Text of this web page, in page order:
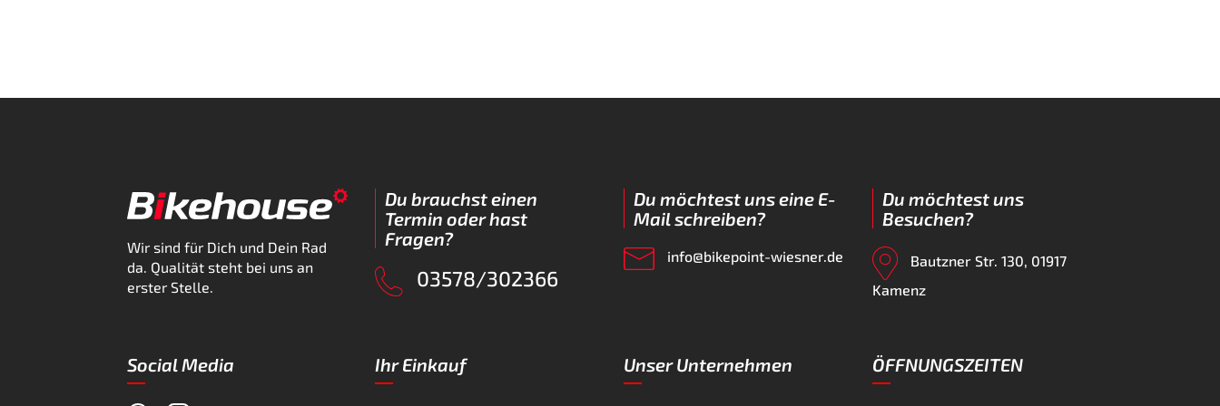
Wir sind für Dich und Dein Rad
da. Qualität steht bei uns an
erster Stelle.
Du brauchst einen
Termin oder hast
Fragen?
03578/302366
Du möchtest uns eine E-
Mail schreiben?
info@bikepoint-wiesner.de
Du möchtest uns
Besuchen?
Bautzner Str. 130, 01917
Kamenz
Social Media Ihr Einkauf Unser Unternehmen ÖFFNUNGSZEITEN